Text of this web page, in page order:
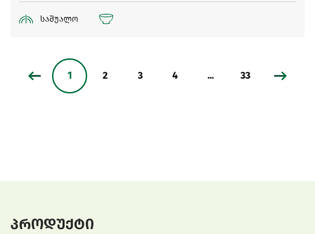
საშუალო
1 2 3 4 ... 33
პროდუქტი